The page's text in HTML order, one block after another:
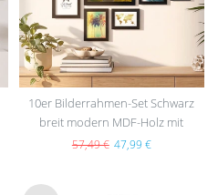
10er Bilderrahmen-Set Schwarz
breit modern MDF-Holz mit
Acrylglas
57,49 € 47,99 €